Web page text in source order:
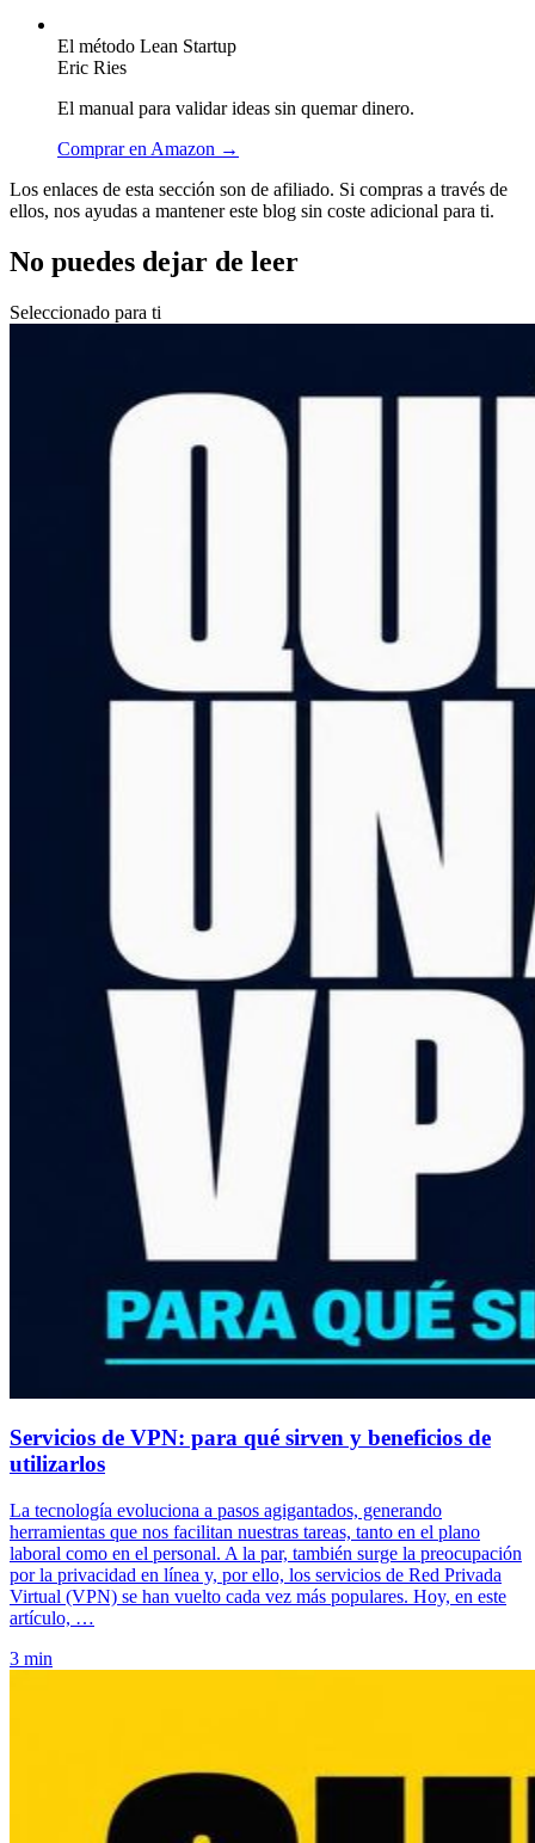
El método Lean Startup
Eric Ries
El manual para validar ideas sin quemar dinero.
Comprar en Amazon →
Los enlaces de esta sección son de afiliado. Si compras a través de
ellos, nos ayudas a mantener este blog sin coste adicional para ti.
No puedes dejar de leer
Seleccionado para ti
Servicios de VPN: para qué sirven y beneficios de
utilizarlos
La tecnología evoluciona a pasos agigantados, generando
herramientas que nos facilitan nuestras tareas, tanto en el plano
laboral como en el personal. A la par, también surge la preocupación
por la privacidad en línea y, por ello, los servicios de Red Privada
Virtual (VPN) se han vuelto cada vez más populares. Hoy, en este
artículo, …
3 min